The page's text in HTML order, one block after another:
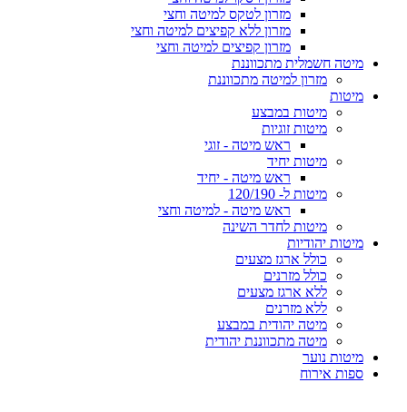
מזרון לטקס למיטה וחצי
מזרון ללא קפיצים למיטה וחצי
מזרון קפיצים למיטה וחצי
מיטה חשמלית מתכווננת
מזרון למיטה מתכווננת
מיטות
מיטות במבצע
מיטות זוגיות
ראש מיטה - זוגי
מיטות יחיד
ראש מיטה - יחיד
מיטות ל- 120/190
ראש מיטה - למיטה וחצי
מיטות לחדר השינה
מיטות יהודיות
כולל ארגז מצעים
כולל מזרנים
ללא ארגז מצעים
ללא מזרנים
מיטה יהודית במבצע
מיטה מתכווננת יהודית
מיטות נוער
ספות אירוח